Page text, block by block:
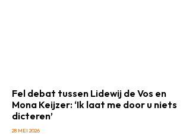
Fel debat tussen Lidewij de Vos en
Mona Keijzer: ‘Ik laat me door u niets
dicteren’
28 MEI 2026